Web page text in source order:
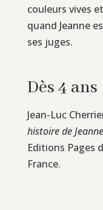
couleurs vives
quand Jeanne
ses juges.
Dès 4 ans
Jean-Luc
histoire de
Editions Pages
France.